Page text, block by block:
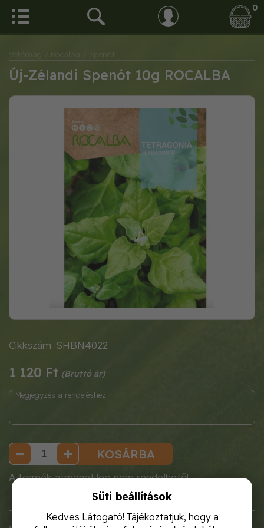
0
Vetőmag / Rocalba / Spenót
Új-Zélandi Spenót 10g ROCALBA
Cikkszám: SHBN4022
1 120 Ft
KOSÁRBA
A termék átmenetileg nem rendelhető!
Süti beállítások
Kedves Látogató! Tájékoztatjuk, hogy a